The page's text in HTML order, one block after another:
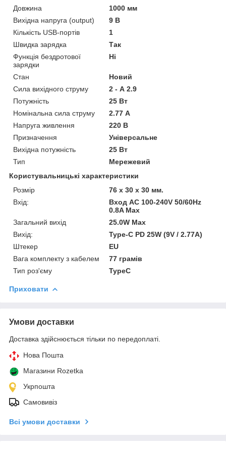
Довжина
1000 мм
Вихідна напруга (output)
9 В
Кількість USB-портів
1
Швидка зарядка
Так
Функція бездротової
зарядки
Ні
Стан
Новий
Сила вихідного струму
2 - А 2.9
Потужність
25 Вт
Номінальна сила струму
2.77 А
Напруга живлення
220 В
Призначення
Універсальне
Вихідна потужність
25 Вт
Тип
Мережевий
Користувальницькі характеристики
Розмір
76 х 30 х 30 мм.
Вхід:
Вход АС 100-240V 50/60Hz
0.8A Max
Загальний вихід
25.0W Max
Вихід:
Type-C PD 25W (9V / 2.77A)
Штекер
EU
Вага комплекту з кабелем
77 грамів
Тип роз'єму
TypeC
Приховати
Умови доставки
Доставка здійснюється тільки по передоплаті.
Нова Пошта
Магазини Rozetka
Укрпошта
Самовивіз
Всі умови доставки